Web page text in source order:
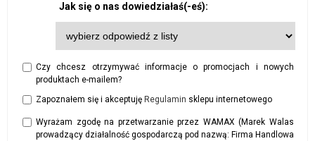
Jak się o nas dowiedziałaś(-eś):
Czy chcesz otrzymywać informacje o promocjach i nowych
produktach e-mailem?
Zapoznałem się i akceptuję Regulamin sklepu internetowego
Wyrażam zgodę na przetwarzanie przez WAMAX (Marek Walas
prowadzący działalność gospodarczą pod nazwą: Firma Handlowa